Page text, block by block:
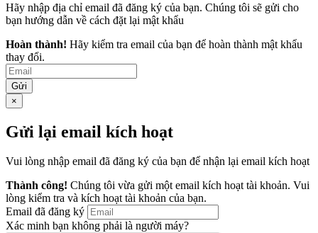
Hãy nhập địa chỉ email đã đăng ký của bạn. Chúng tôi sẽ gửi cho
bạn hướng dẫn về cách đặt lại mật khẩu
Hoàn thành! Hãy kiểm tra email của bạn để hoàn thành mật khẩu
thay đổi.
Gửi
×
Gửi lại email kích hoạt
Vui lòng nhập email đã đăng ký của bạn để nhận lại email kích hoạt
Thành công! Chúng tôi vừa gửi một email kích hoạt tài khoản. Vui
lòng kiểm tra và kích hoạt tài khoản của bạn.
Email đã đăng ký
Xác minh bạn không phải là người máy?